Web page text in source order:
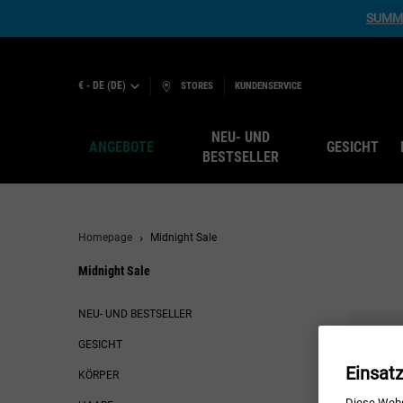
€ - DE (DE) STORES KUNDENSERVICE
ANGEBOTE
NEU- UND
BESTSELLER
GESICHT
Homepage Midnight Sale
Midnight Sale
Midnight Sale
NEU- UND BESTSELLER
GESICHT
KÖRPER